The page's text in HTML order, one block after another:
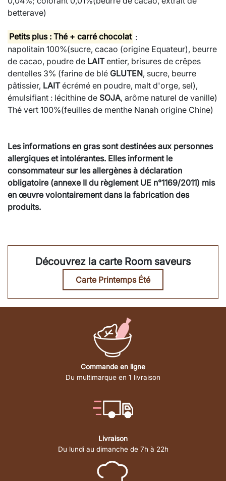
betterave)
Petits plus : Thé + carré chocolat :
napolitain 100%(sucre, cacao (origine Equateur), beurre
de cacao, poudre de LAITentier, brisures de crêpes
dentelles 3% (farine de blé GLUTEN, sucre, beurre
pâtissier, LAITécrémé en poudre, malt d'orge, sel),
émulsifiant : lécithine de SOJA, arôme naturel de vanille)
Thé vert 100%(feuilles de menthe Nanah origine Chine)
Les informations en gras sont destinées aux personnes
allergiques et intolérantes. Elles informent le
consommateur sur les allergènes à déclaration
obligatoire (annexe II du règlement UE n°1169/2011) mis
en œuvre volontairement dans la fabrication des
produits.
Découvrez la carte Room saveurs
Carte Printemps Été
Commande en ligne
Du multimarque en 1 livraison
Livraison
Du lundi au dimanche de 7h à 22h